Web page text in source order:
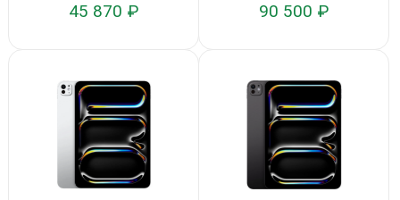
45 870 ₽ 90 500 ₽